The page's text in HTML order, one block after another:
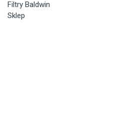
Filtry Baldwin
Sklep